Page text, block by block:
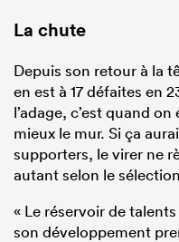
La chute
Depuis son retour à la
en est à 17 défaites en
l’adage, c’est quand
mieux le mur. Si ça
supporters, le virer ne
autant selon le
« Le réservoir de
son développement